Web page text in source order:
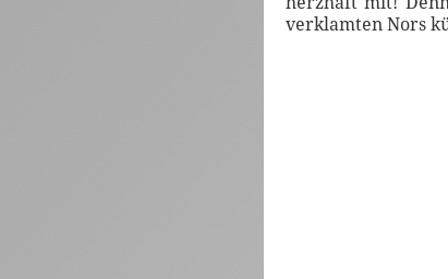
verklamten Nors